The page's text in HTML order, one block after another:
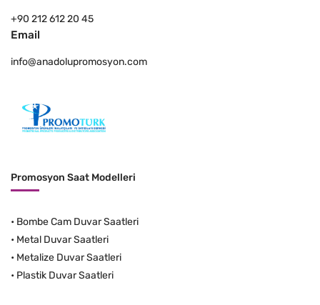
+90 212 612 20 45
Email
info@anadolupromosyon.com
Promosyon Saat Modelleri
• Bombe Cam Duvar Saatleri
• Metal Duvar Saatleri
• Metalize Duvar Saatleri
• Plastik Duvar Saatleri